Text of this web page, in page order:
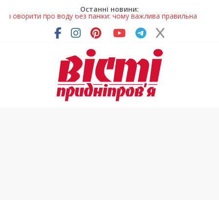
Останні новини:
Лікар – на екрані: Як працюють телемедичні центри на
Дніпропетровщині
У Дніпрі триває масштабна підготовка до опалювального
Пошуки тривають: на Дніпропетровщині досліджують місце
розташування легендарного монастиря (Фото)
Ветерани Дніпропетровщини отримують шанс на власне